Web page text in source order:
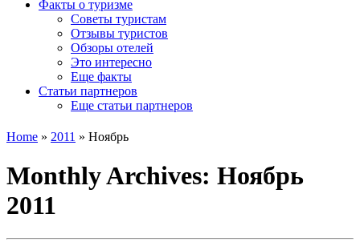
Факты о туризме
Советы туристам
Отзывы туристов
Обзоры отелей
Это интересно
Еще факты
Статьи партнеров
Еще статьи партнеров
Home » 2011 » Ноябрь
Monthly Archives: Ноябрь
2011